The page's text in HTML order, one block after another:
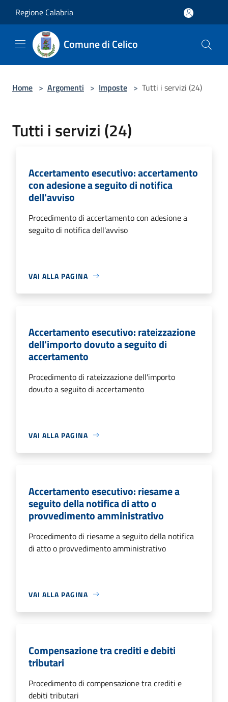
Regione Calabria
Comune di Celico
Home > Argomenti > Imposte > Tutti i servizi (24)
Tutti i servizi (24)
Accertamento esecutivo: accertamento
con adesione a seguito di notifica
dell'avviso
Procedimento di accertamento con adesione a
seguito di notifica dell'avviso
VAI ALLA PAGINA
Accertamento esecutivo: rateizzazione
dell'importo dovuto a seguito di
accertamento
Procedimento di rateizzazione dell'importo
dovuto a seguito di accertamento
VAI ALLA PAGINA
Accertamento esecutivo: riesame a
seguito della notifica di atto o
provvedimento amministrativo
Procedimento di riesame a seguito della notifica
di atto o provvedimento amministrativo
VAI ALLA PAGINA
Compensazione tra crediti e debiti
tributari
Procedimento di compensazione tra crediti e
debiti tributari